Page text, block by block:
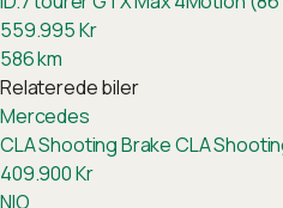
559.995Kr
586km
Relaterede biler
Mercedes
CLA Shooting BrakeCLA
409.900Kr
NIO